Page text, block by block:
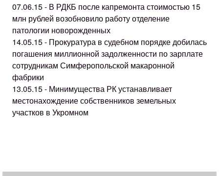
07.06.15 - В РДКБ после капремонта стоимостью 15
млн рублей возобновило работу отделение
патологии новорожденных
14.05.15 - Прокуратура в судебном порядке добилась
погашения миллионной задолженности по зарплате
сотрудникам Симферопольской макаронной
фабрики
13.05.15 - Минимущества РК устанавливает
местонахождение собственников земельных
участков в Укромном